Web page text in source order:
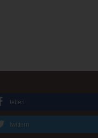
teilen
twittern